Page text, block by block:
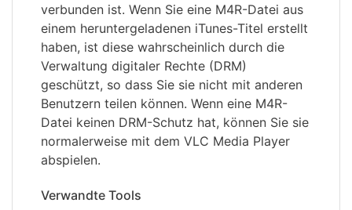
verbunden ist. Wenn Sie eine M4R-Datei aus
einem heruntergeladenen iTunes-Titel erstellt
haben, ist diese wahrscheinlich durch die
Verwaltung digitaler Rechte (DRM)
geschützt, so dass Sie sie nicht mit anderen
Benutzern teilen können. Wenn eine M4R-
Datei keinen DRM-Schutz hat, können Sie sie
normalerweise mit dem VLC Media Player
abspielen.
Verwandte Tools